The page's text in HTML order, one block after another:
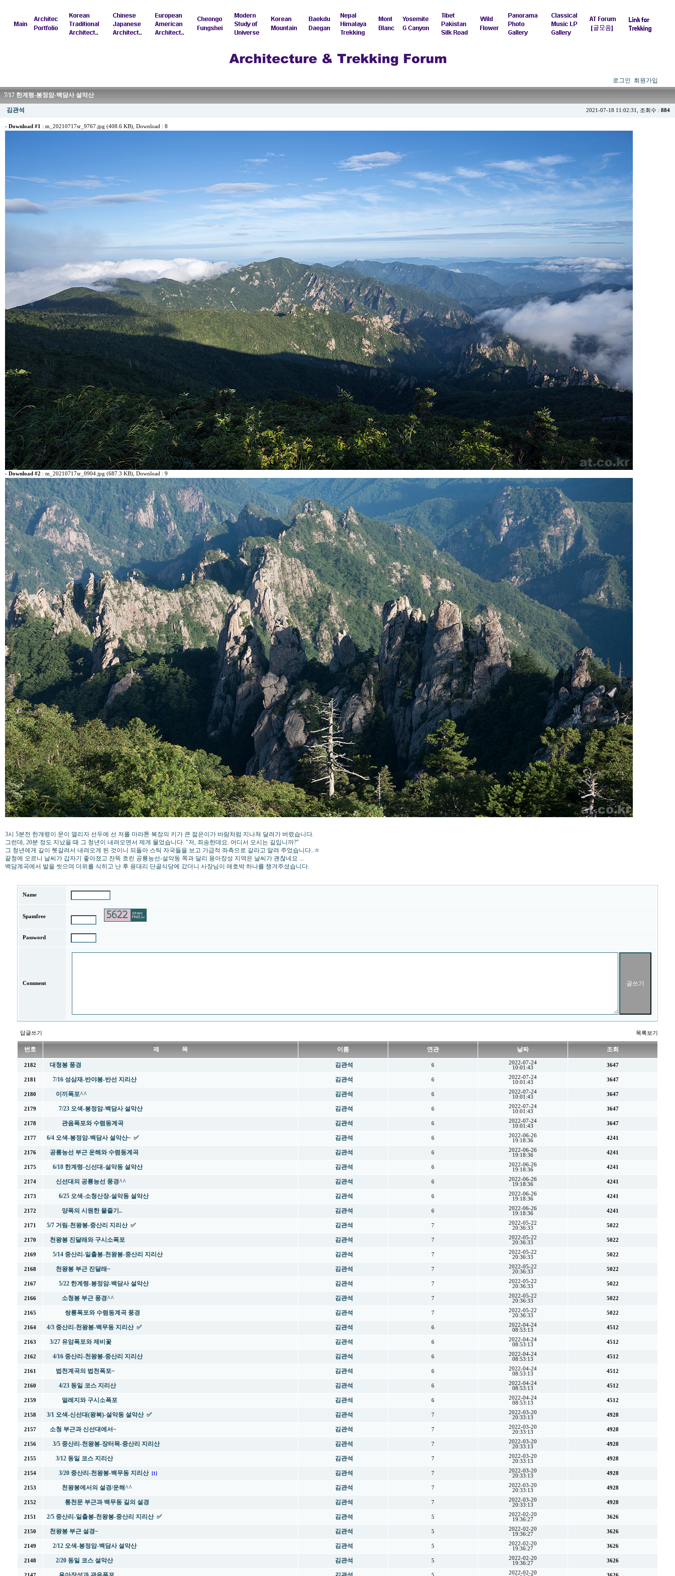
로그인 회원가입
7/17 한계령-봉정암-백담사 설악산
김관석 2021-07-18 11:02:31, 조회수 : 884
- Download #1 : m_20210717sr_9767.jpg (408.6 KB) , Download : 8
- Download #2 : m_20210717sr_0904.jpg (687.3 KB) , Download : 9
3시 5분전 한걔령이 문이 열리자 선두에 선 저를 마라톤 복장의 키가 큰 젊은이가 바람처럼 지나쳐 달려가 버렸습니다.
그런데, 20분 정도 지났을 때 그 청년이 내려오면서 제게 물었습니다. "저, 죄송한데요. 어디서 오시는 길입니까?"
그 청년에게 길이 헷갈려서 내려오게 된 것이니 되돌아 스틱 자국들을 보고 가급적 좌측으로 갈라고 알려 주었습니다..ㅎ
끝청에 오르니 날씨가 갑자기 좋아졌고 잔뜩 흐린 공룡능선-설악동 쪽과 달리 용아장성 지역은 날씨가 괜찮네요 ...
백담계곡에서 발을 씻으며 더위를 식히고 난 후 용대리 단골식당에 갔더니 사장님이 애호박 하나를 챙겨주셨습니다.
Name
Spamfree
Password
Comment
답글쓰기 목록보기
번호 제 목 이름 연관 날짜 조회
2182 대청봉 풍경 김관석 6
2022-07-24
10:01:43
3647
2181 7/16 성삼재-반야봉-반선 지리산 김관석 6
2022-07-24
10:01:43
3647
2180 이끼폭포^^ 김관석 6
2022-07-24
10:01:43
3647
2179 7/23 오색-봉정암-백담사 설악산 김관석 6
2022-07-24
10:01:43
3647
2178 관음폭포와 수렴동계곡 김관석 6
2022-07-24
10:01:43
3647
2177 6/4 오색-봉정암-백담사 설악산~ ✅ 김관석 6
2022-06-26
19:18:36
4241
2176 공룡능선 부근 운해와 수렴동계곡 김관석 6
2022-06-26
19:18:36
4241
2175 6/18 한계령-신선대-설악동 설악산 김관석 6
2022-06-26
19:18:36
4241
2174 신선대의 공룡능선 풍경^^ 김관석 6
2022-06-26
19:18:36
4241
2173 6/25 오색-소청산장-설악동 설악산 김관석 6
2022-06-26
19:18:36
4241
2172 양폭의 시원한 물줄기.. 김관석 6
2022-06-26
19:18:36
4241
2171 5/7 거림-천왕봉-중산리 지리산 ✅ 김관석 7
2022-05-22
20:36:33
5022
2170 천왕봉 진달래와 구시소폭포 김관석 7
2022-05-22
20:36:33
5022
2169 5/14 중산리-일출봉-천왕봉-중산리 지리산 김관석 7
2022-05-22
20:36:33
5022
2168 천왕봉 부근 진달래~ 김관석 7
2022-05-22
20:36:33
5022
2167 5/22 한계령-봉정암-백담사 설악산 김관석 7
2022-05-22
20:36:33
5022
2166 소청봉 부근 풍경^^ 김관석 7
2022-05-22
20:36:33
5022
2165 쌍룡폭포와 수렴동계곡 풍경 김관석 7
2022-05-22
20:36:33
5022
2164 4/3 중산리-천왕봉-백무동 지리산 ✅ 김관석 6
2022-04-24
08:53:13
4512
2163 3/27 유암폭포와 제비꽃 김관석 6
2022-04-24
08:53:13
4512
2162 4/16 중산리-천왕봉-중산리 지리산 김관석 6
2022-04-24
08:53:13
4512
2161 법천계곡의 법천폭포~ 김관석 6
2022-04-24
08:53:13
4512
2160 4/23 동일 코스 지리산 김관석 6
2022-04-24
08:53:13
4512
2159 얼레지와 구시소폭포 김관석 6
2022-04-24
08:53:13
4512
2158 3/1 오색-신선대(왕복)-설악동 설악산 ✅ 김관석 7
2022-03-20
20:33:13
4928
2157 소청 부근과 신선대에서~ 김관석 7
2022-03-20
20:33:13
4928
2156 3/5 중산리-천왕봉-장터목-중산리 지리산 김관석 7
2022-03-20
20:33:13
4928
2155 3/12 동일 코스 지리산 김관석 7
2022-03-20
20:33:13
4928
2154 3/20 중산리-천왕봉-백무동 지리산 [1] 김관석 7
2022-03-20
20:33:13
4928
2153 천왕봉에서의 설경/운해^^ 김관석 7
2022-03-20
20:33:13
4928
2152 통천문 부근과 백무동 길의 설경 김관석 7
2022-03-20
20:33:13
4928
2151 2/5 중산리-일출봉-천왕봉-중산리 지리산 ✅ 김관석 5
2022-02-20
19:36:27
3626
2150 천왕봉 부근 설경~ 김관석 5
2022-02-20
19:36:27
3626
2149 2/12 오색-봉정암-백담사 설악산 김관석 5
2022-02-20
19:36:27
3626
2148 2/20 동일 코스 설악산 김관석 5
2022-02-20
19:36:27
3626
2022-02-20